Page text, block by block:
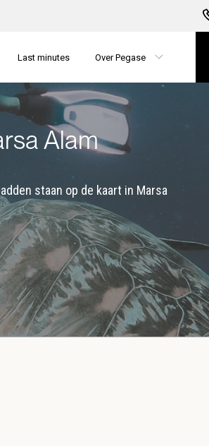
Last minutes Over Pegase
Alam
staan op de kaart in Marsa